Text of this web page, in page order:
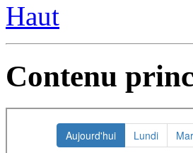
Haut
Contenu